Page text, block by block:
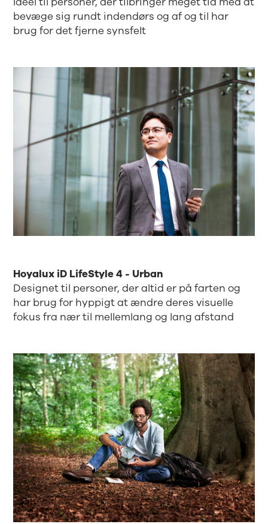
bevæge sig rundt indendørs og af og til har
brug for det fjerne synsfelt
Hoyalux iD LifeStyle 4 - Urban
Designet til personer, der altid er på farten og
har brug for hyppigt at ændre deres visuelle
fokus fra nær til mellemlang og lang afstand